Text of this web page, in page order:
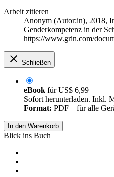
Arbeit zitieren
Anonym (Autor:in), 2018,
Genderkompetenz in der
https://www.grin.com/
Schließen
eBook fürUS$ 6,99
Sofort herunterladen. Inkl.
Format: PDF – für alle
In den Warenkorb
Blick ins Buch